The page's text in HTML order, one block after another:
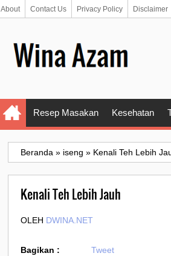
About Contact Us Privacy Policy Disclaimer
Resep Masakan Kesehatan
Beranda » iseng » Kenali Teh Lebih
Kenali Teh Lebih Jauh
OLEH DWINA.NET
Bagikan : Tweet